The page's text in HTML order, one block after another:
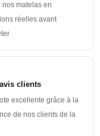
nos matelas en
réelles avant
clients
excellente grâce à la
de nos clients de la